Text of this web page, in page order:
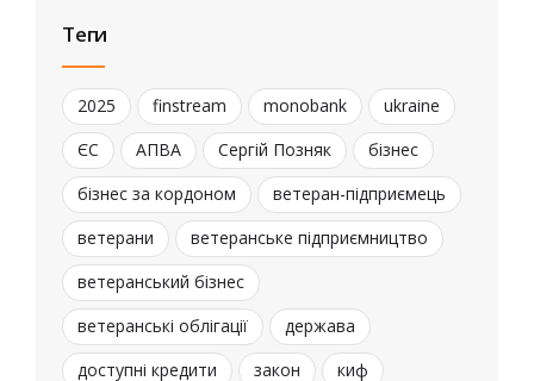
Теги
2025 finstream monobank
ukraine
ЄС
АПВА Сергій Позняк
бізнес
бізнес за кордоном
ветеран-підприємець
ветерани
ветеранське підприємництво
ветеранський бізнес
ветеранські облігації
держава
доступні кредити
закон
киф